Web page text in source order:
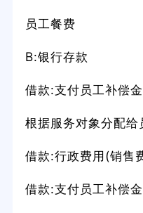
员工餐费
B:银行存款
借款:支付员工补偿
根据服务对象分配给
借款:行政费用(销
借款:支付员工补偿